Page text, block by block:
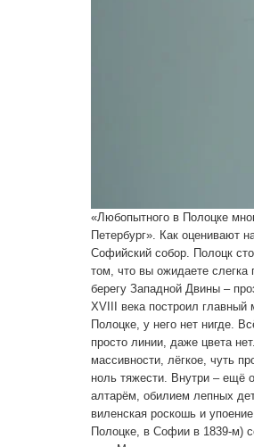
«Любопытного в Полоцке
Петербург». Как оценивают
Софийский собор. Полоцк
том, что вы ожидаете слегка
берегу Западной Двины –
XVIII века построил главный
Полоцке, у него нет нигде.
просто линии, даже цвета
массивности, лёгкое, чуть
ноль тяжести. Внутри – ещё
алтарём, обилием лепных
виленская роскошь и
Полоцке, в Софии в 1839-м)